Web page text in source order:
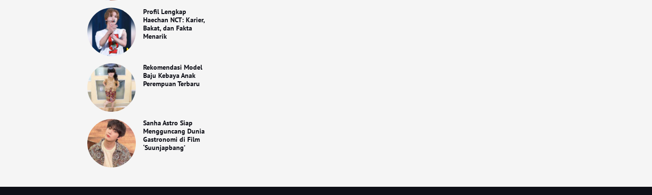
Profil Lengkap
Haechan NCT: Karier,
Bakat, dan Fakta
Menarik
Rekomendasi Model
Baju Kebaya Anak
Perempuan Terbaru
Sanha Astro Siap
Mengguncang Dunia
Gastronomi di Film
‘Suunjapbang’